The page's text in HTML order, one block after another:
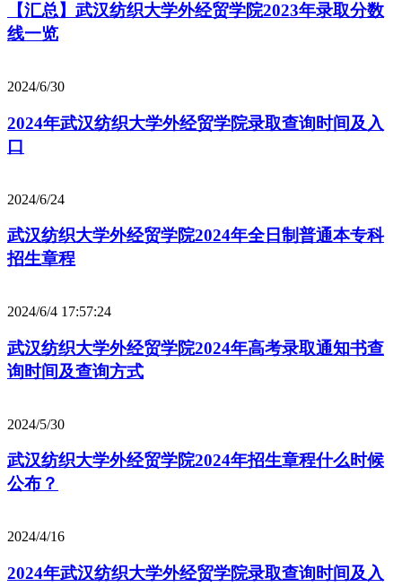
【汇总】武汉纺织大学外经贸学院2023年录取分数
线一览
2024/6/30
2024年武汉纺织大学外经贸学院录取查询时间及入
口
2024/6/24
武汉纺织大学外经贸学院2024年全日制普通本专科
招生章程
2024/6/4 17:57:24
武汉纺织大学外经贸学院2024年高考录取通知书查
询时间及查询方式
2024/5/30
武汉纺织大学外经贸学院2024年招生章程什么时候
公布？
2024/4/16
2024年武汉纺织大学外经贸学院录取查询时间及入